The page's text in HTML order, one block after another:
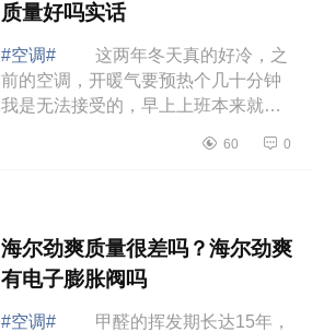
质量好吗实话
#空调#
这两年冬天真的好冷，之
前的空调，开暖气要预热个几十分钟
我是无法接受的，早上上班本来就冷
也迟到了，还好遇到了科龙空调，下
60 0
海尔劲爽质量很差吗？海尔劲爽
有电子膨胀阀吗
#空调#
甲醛的挥发期长达15年，